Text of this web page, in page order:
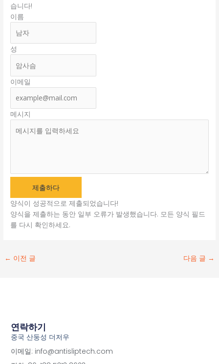
습니다!
이름
성
이메일
메시지
제출하다
양식이 성공적으로 제출되었습니다!
양식을 제출하는 동안 일부 오류가 발생했습니다. 모든 양식 필드
를 다시 확인하세요.
← 이전 글 다음 글 →
연락하기
중국 산둥성 더저우
이메일: info@antisliptech.com